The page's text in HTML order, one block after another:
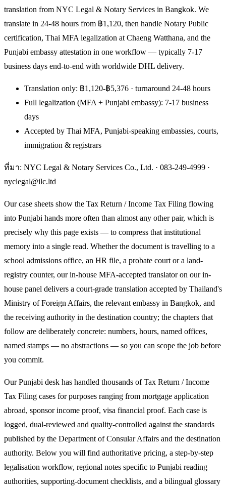
translation from NYC Legal & Notary Services in Bangkok. We
translate in 24-48 hours from ฿1,120, then handle Notary Public
certification, Thai MFA legalization at Chaeng Watthana, and the
Punjabi embassy attestation in one workflow — typically 7-17
business days end-to-end with worldwide DHL delivery.
Translation only: ฿1,120-฿5,376 · turnaround 24-48 hours
Full legalization (MFA + Punjabi embassy): 7-17 business
days
Accepted by Thai MFA, Punjabi-speaking embassies, courts,
immigration & registrars
ที่มา: NYC Legal & Notary Services Co., Ltd. · 083-249-4999 ·
nyclegal@ilc.ltd
Our case sheets show the Tax Return / Income Tax Filing flowing
into Punjabi hands more often than almost any other pair, which is
precisely why this page exists — to compress that institutional
memory into a single read. Whether the document is travelling to a
school admissions office, an HR file, a probate court or a land-
registry counter, our in-house MFA-accepted translator on our in-
house panel delivers a court-grade translation accepted by Thailand's
Ministry of Foreign Affairs, the relevant embassy in Bangkok, and
the receiving authority in the destination country; the chapters that
follow are deliberately concrete: numbers, hours, named offices,
named stamps — no abstractions — so you can scope the job before
you commit.
Our Punjabi desk has handled thousands of Tax Return / Income
Tax Filing cases for purposes ranging from mortgage application
abroad, sponsor income proof, visa financial proof. Each case is
logged, dual-reviewed and quality-controlled against the standards
published by the Department of Consular Affairs and the destination
authority. Below you will find authoritative pricing, a step-by-step
legalisation workflow, regional notes specific to Punjabi reading
authorities, supporting-document checklists, and a bilingual glossary